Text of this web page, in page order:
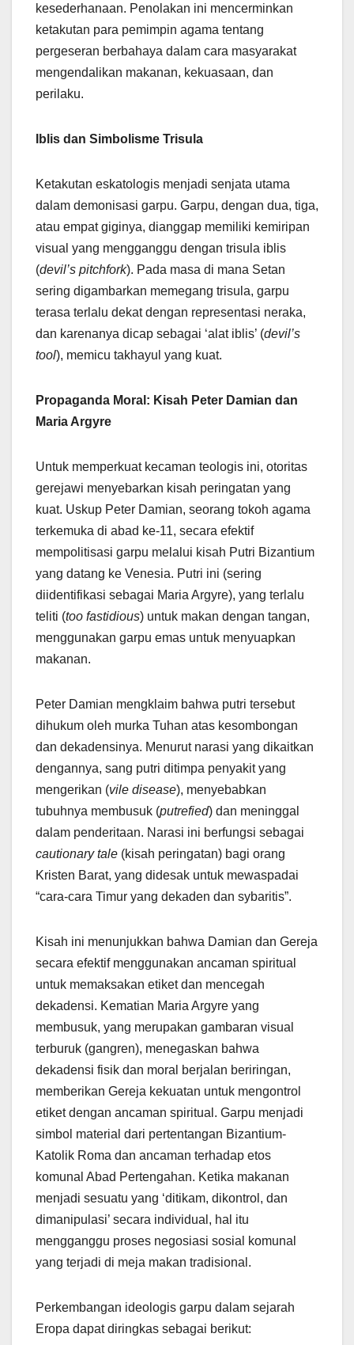
kesederhanaan. Penolakan ini mencerminkan
ketakutan para pemimpin agama tentang
pergeseran berbahaya dalam cara masyarakat
mengendalikan makanan, kekuasaan, dan
perilaku.
Iblis dan Simbolisme Trisula
Ketakutan eskatologis menjadi senjata utama
dalam demonisasi garpu. Garpu, dengan dua, tiga,
atau empat giginya, dianggap memiliki kemiripan
visual yang mengganggu dengan trisula iblis
(devil’s pitchfork). Pada masa di mana Setan
sering digambarkan memegang trisula, garpu
terasa terlalu dekat dengan representasi neraka,
dan karenanya dicap sebagai ‘alat iblis’ (devil’s
tool), memicu takhayul yang kuat.
Propaganda Moral: Kisah Peter Damian dan
Maria Argyre
Untuk memperkuat kecaman teologis ini, otoritas
gerejawi menyebarkan kisah peringatan yang
kuat. Uskup Peter Damian, seorang tokoh agama
terkemuka di abad ke-11, secara efektif
mempolitisasi garpu melalui kisah Putri Bizantium
yang datang ke Venesia. Putri ini (sering
diidentifikasi sebagai Maria Argyre), yang terlalu
teliti (too fastidious) untuk makan dengan tangan,
menggunakan garpu emas untuk menyuapkan
makanan.
Peter Damian mengklaim bahwa putri tersebut
dihukum oleh murka Tuhan atas kesombongan
dan dekadensinya. Menurut narasi yang dikaitkan
dengannya, sang putri ditimpa penyakit yang
mengerikan (vile disease), menyebabkan
tubuhnya membusuk (putrefied) dan meninggal
dalam penderitaan. Narasi ini berfungsi sebagai
cautionary tale (kisah peringatan) bagi orang
Kristen Barat, yang didesak untuk mewaspadai
“cara-cara Timur yang dekaden dan sybaritis”.
Kisah ini menunjukkan bahwa Damian dan Gereja
secara efektif menggunakan ancaman spiritual
untuk memaksakan etiket dan mencegah
dekadensi. Kematian Maria Argyre yang
membusuk, yang merupakan gambaran visual
terburuk (gangren), menegaskan bahwa
dekadensi fisik dan moral berjalan beriringan,
memberikan Gereja kekuatan untuk mengontrol
etiket dengan ancaman spiritual. Garpu menjadi
simbol material dari pertentangan Bizantium-
Katolik Roma dan ancaman terhadap etos
komunal Abad Pertengahan. Ketika makanan
menjadi sesuatu yang ‘ditikam, dikontrol, dan
dimanipulasi’ secara individual, hal itu
mengganggu proses negosiasi sosial komunal
yang terjadi di meja makan tradisional.
Perkembangan ideologis garpu dalam sejarah
Eropa dapat diringkas sebagai berikut: